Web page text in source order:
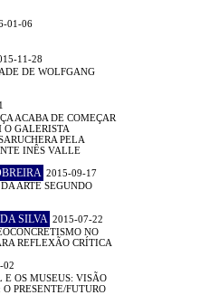
01-06
11-28
DE WOLFGANG
ACABA DE COMEÇAR
O GALERISTA
PELA
INÊS VALLE
2015-09-17
ARTE SEGUNDO
SILVA 2015-07-22
NO
REFLEXÃO CRÍTICA
02
E OS MUSEUS: VISÃO
O PRESENTE/FUTURO